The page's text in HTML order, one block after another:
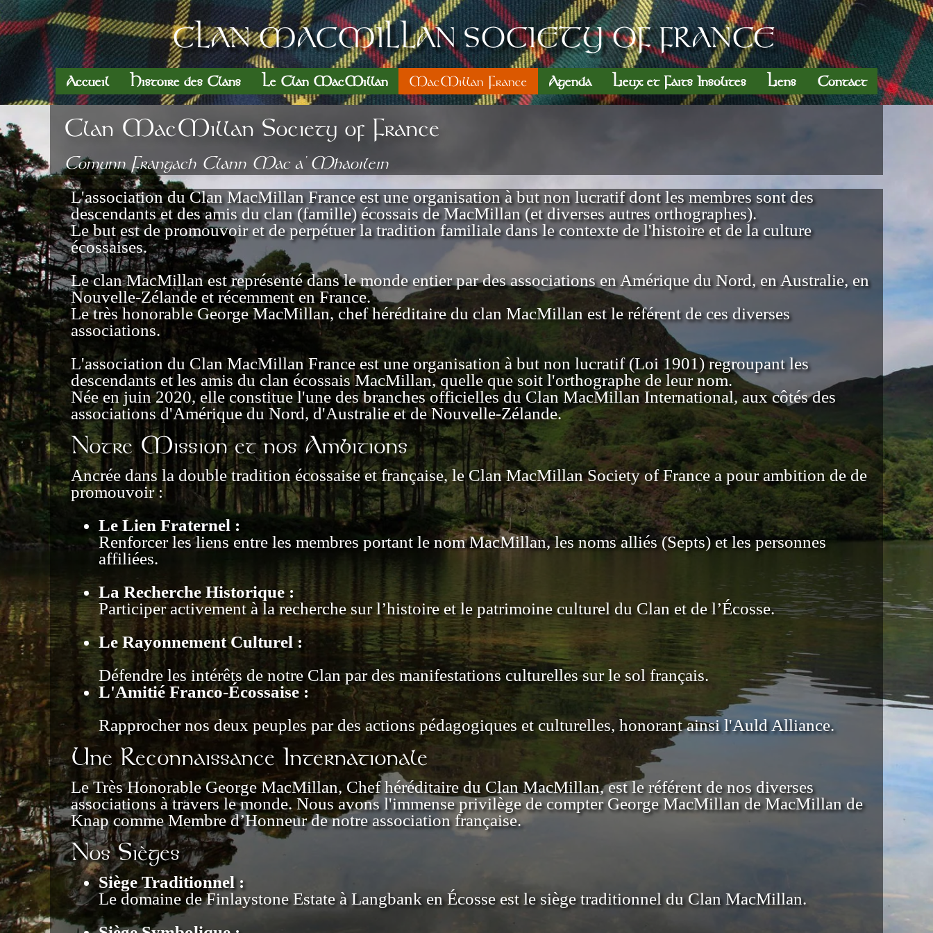
CLAN MACMILLAN SOCIETY OF FRANCE
Accueil Histoire des Clans Le Clan MacMillan MacMillan France Agenda Lieux et Faits Insolites Liens Contact
Clan MacMillan Society of France
Comunn Frangach Clann Mac a’ Mhaoilein
L'association du Clan MacMillan France est une organisation à but non lucratif dont les membres sont des
descendants et des amis du clan (famille) écossais de MacMillan (et diverses autres orthographes).
Le but est de promouvoir et de perpétuer la tradition familiale dans le contexte de l'histoire et de la culture
écossaises.
Le clan MacMillan est représenté dans le monde entier par des associations en Amérique du Nord, en Australie, en
Nouvelle-Zélande et récemment en France.
Le très honorable George MacMillan, chef héréditaire du clan MacMillan est le référent de ces diverses
associations.
L'association du Clan MacMillan France est une organisation à but non lucratif (Loi 1901) regroupant les
descendants et les amis du clan écossais MacMillan, quelle que soit l'orthographe de leur nom.
Née en juin 2020, elle constitue l'une des branches officielles du Clan MacMillan International, aux côtés des
associations d'Amérique du Nord, d'Australie et de Nouvelle-Zélande.
Notre Mission et nos Ambitions
Ancrée dans la double tradition écossaise et française, le Clan MacMillan Society of France a pour ambition de de
promouvoir :
Le Lien Fraternel :
Renforcer les liens entre les membres portant le nom MacMillan, les noms alliés (Septs) et les personnes
affiliées.
La Recherche Historique :
Participer activement à la recherche sur l’histoire et le patrimoine culturel du Clan et de l’Écosse.
Le Rayonnement Culturel :
Défendre les intérêts de notre Clan par des manifestations culturelles sur le sol français.
L'Amitié Franco-Écossaise :
Rapprocher nos deux peuples par des actions pédagogiques et culturelles, honorant ainsi l'Auld Alliance.
Une Reconnaissance Internationale
Le Très Honorable George MacMillan, Chef héréditaire du Clan MacMillan, est le référent de nos diverses
associations à travers le monde. Nous avons l'immense privilège de compter George MacMillan de MacMillan de
Knap comme Membre d’Honneur de notre association française.
Nos Sièges
Siège Traditionnel :
Le domaine de Finlaystone Estate à Langbank en Écosse est le siège traditionnel du Clan MacMillan.